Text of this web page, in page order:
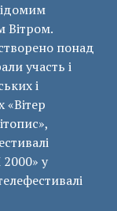
Вітром.
понад
участь і
і
у